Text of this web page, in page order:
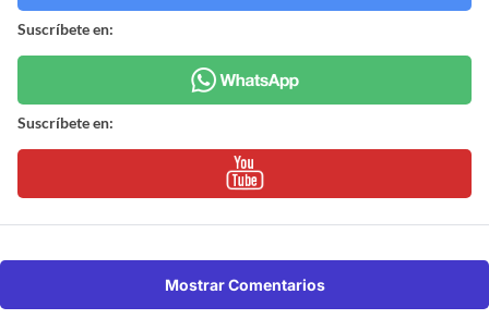
Suscríbete en:
Suscríbete en:
Mostrar Comentarios